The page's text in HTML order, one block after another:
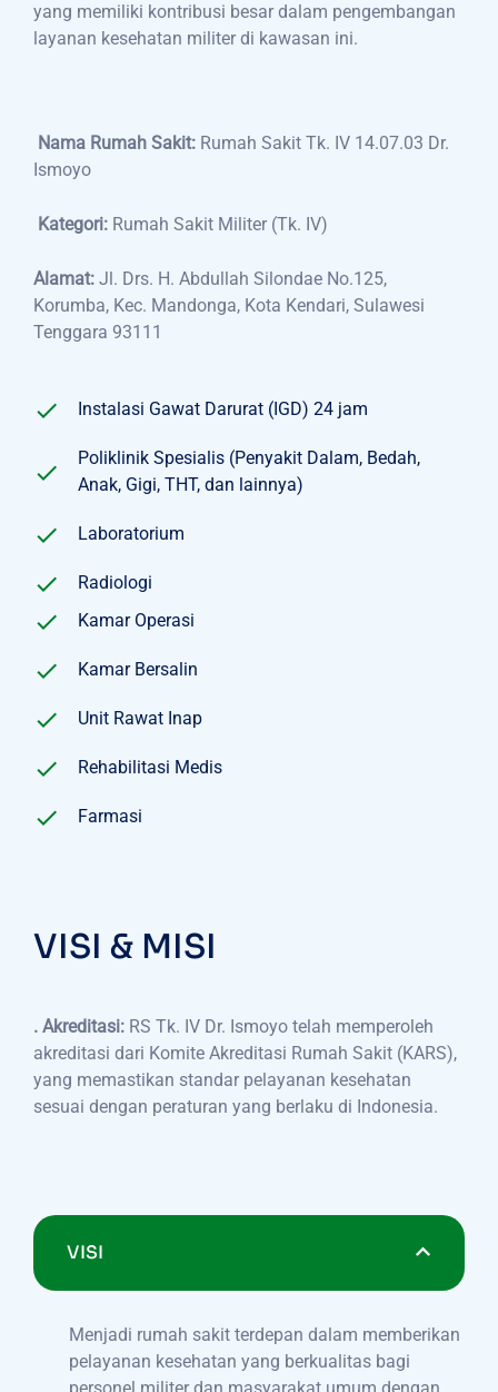
yang memiliki kontribusi besar dalam pengembangan
layanan kesehatan militer di kawasan ini.
Nama Rumah Sakit: Rumah Sakit Tk. IV 14.07.03 Dr.
Ismoyo
Kategori: Rumah Sakit Militer (Tk. IV)
Alamat: Jl. Drs. H. Abdullah Silondae No.125,
Korumba, Kec. Mandonga, Kota Kendari, Sulawesi
Tenggara 93111
Instalasi Gawat Darurat (IGD) 24 jam
Poliklinik Spesialis (Penyakit Dalam, Bedah,
Anak, Gigi, THT, dan lainnya)
Laboratorium
Radiologi
Kamar Operasi
Kamar Bersalin
Unit Rawat Inap
Rehabilitasi Medis
Farmasi
VISI & MISI
. Akreditasi: RS Tk. IV Dr. Ismoyo telah memperoleh
akreditasi dari Komite Akreditasi Rumah Sakit (KARS),
yang memastikan standar pelayanan kesehatan
sesuai dengan peraturan yang berlaku di Indonesia.
VISI
Menjadi rumah sakit terdepan dalam memberikan
pelayanan kesehatan yang berkualitas bagi